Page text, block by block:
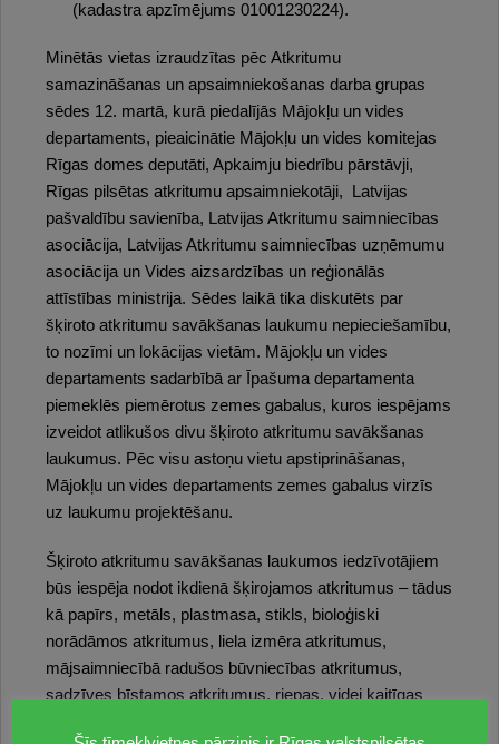
(kadastra apzīmējums 01001230224).
Minētās vietas izraudzītas pēc Atkritumu
samazināšanas un apsaimniekošanas darba grupas
sēdes 12. martā, kurā piedalījās Mājokļu un vides
departaments, pieaicinātie Mājokļu un vides komitejas
Rīgas domes deputāti, Apkaimju biedrību pārstāvji,
Rīgas pilsētas atkritumu apsaimniekotāji, Latvijas
pašvaldību savienība, Latvijas Atkritumu saimniecības
asociācija, Latvijas Atkritumu saimniecības uzņēmumu
asociācija un Vides aizsardzības un reģionālās
attīstības ministrija. Sēdes laikā tika diskutēts par
šķiroto atkritumu savākšanas laukumu nepieciešamību,
to nozīmi un lokācijas vietām. Mājokļu un vides
departaments sadarbībā ar Īpašuma departamenta
piemeklēs piemērotus zemes gabalus, kuros iespējams
izveidot atlikušos divu šķiroto atkritumu savākšanas
laukumus. Pēc visu astoņu vietu apstiprināšanas,
Mājokļu un vides departaments zemes gabalus virzīs
uz laukumu projektēšanu.
Šķiroto atkritumu savākšanas laukumos iedzīvotājiem
būs iespēja nodot ikdienā šķirojamos atkritumus – tādus
kā papīrs, metāls, plastmasa, stikls, bioloģiski
norādāmos atkritumus, liela izmēra atkritumus,
mājsaimniecībā radušos būvniecības atkritumus,
sadzīves bīstamos atkritumus, riepas, videi kaitīgas